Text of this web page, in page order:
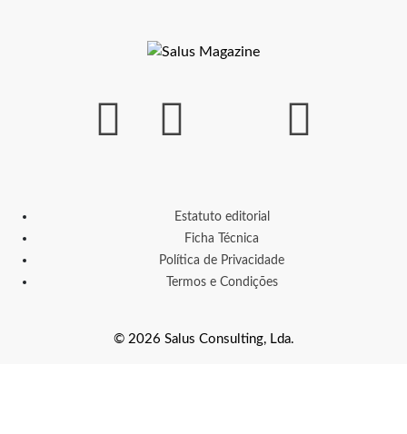
Estatuto editorial
Ficha Técnica
Política de Privacidade
Termos e Condições
© 2026 Salus Consulting, Lda.